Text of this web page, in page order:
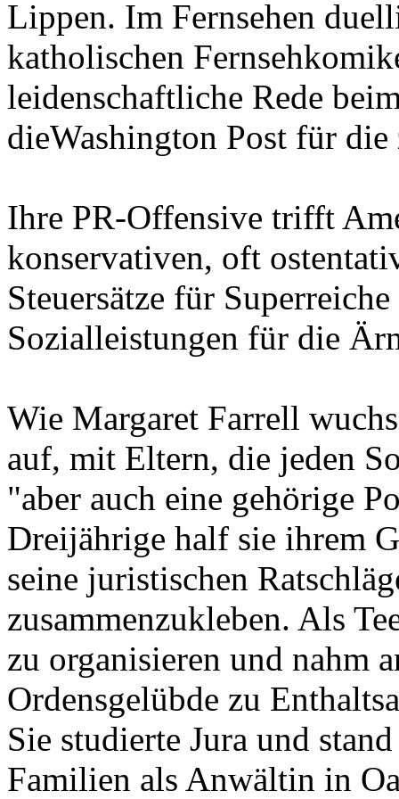
Lippen. Im Fernsehen
katholischen
leidenschaftliche Rede
dieWashington Post für
Ihre PR-Offensive trifft
konservativen, oft
Steuersätze für
Sozialleistungen für die
Wie Margaret Farrell
auf, mit Eltern, die jeden
"aber auch eine gehörige
Dreijährige half sie ihrem
seine juristischen
zusammenzukleben. Als
zu organisieren und nahm
Ordensgelübde zu
Sie studierte Jura und
Familien als Anwältin in